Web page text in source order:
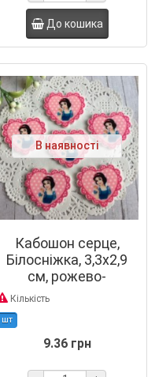
До кошика
В наявності
Кабошон серце,
Білосніжка, 3,3х2,9
см, рожево-
малиновий у горох
Кількість
шт
9.36 грн